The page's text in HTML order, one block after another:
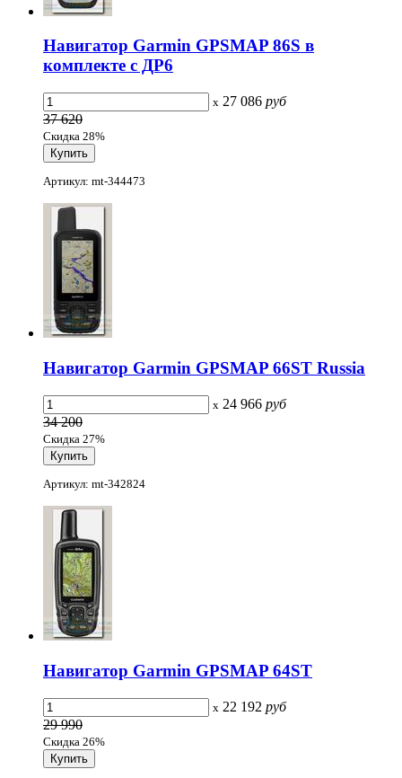
Навигатор Garmin GPSMAP 86S в
комплекте с ДР6
x 27 086 руб
37 620
Скидка 28%
Артикул: mt-344473
Навигатор Garmin GPSMAP 66ST Russia
x 24 966 руб
34 200
Скидка 27%
Артикул: mt-342824
Навигатор Garmin GPSMAP 64ST
x 22 192 руб
29 990
Скидка 26%